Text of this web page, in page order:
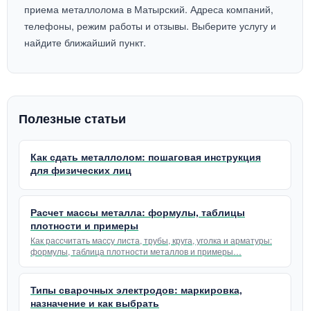
приема металлолома в Матырский. Адреса компаний,
телефоны, режим работы и отзывы. Выберите услугу и
найдите ближайший пункт.
Полезные статьи
Как сдать металлолом: пошаговая инструкция
для физических лиц
Расчет массы металла: формулы, таблицы
плотности и примеры
Как рассчитать массу листа, трубы, круга, уголка и арматуры:
формулы, таблица плотности металлов и примеры…
Типы сварочных электродов: маркировка,
назначение и как выбрать